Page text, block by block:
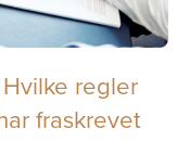
regler
fraskrevet